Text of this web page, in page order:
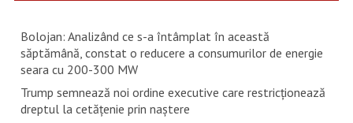
Bolojan: Analizând ce s-a întâmplat în această
săptămână, constat o reducere a consumurilor de energie
seara cu 200-300 MW
Trump semnează noi ordine executive care restricţionează
dreptul la cetăţenie prin naştere